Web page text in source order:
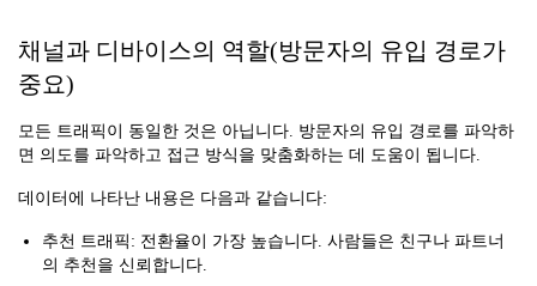
채널과 디바이스의 역할(방문자의 유입 경로가
중요)
모든 트래픽이 동일한 것은 아닙니다. 방문자의 유입 경로를 파악하
면 의도를 파악하고 접근 방식을 맞춤화하는 데 도움이 됩니다.
데이터에 나타난 내용은 다음과 같습니다:
추천 트래픽: 전환율이 가장 높습니다. 사람들은 친구나 파트너
의 추천을 신뢰합니다.